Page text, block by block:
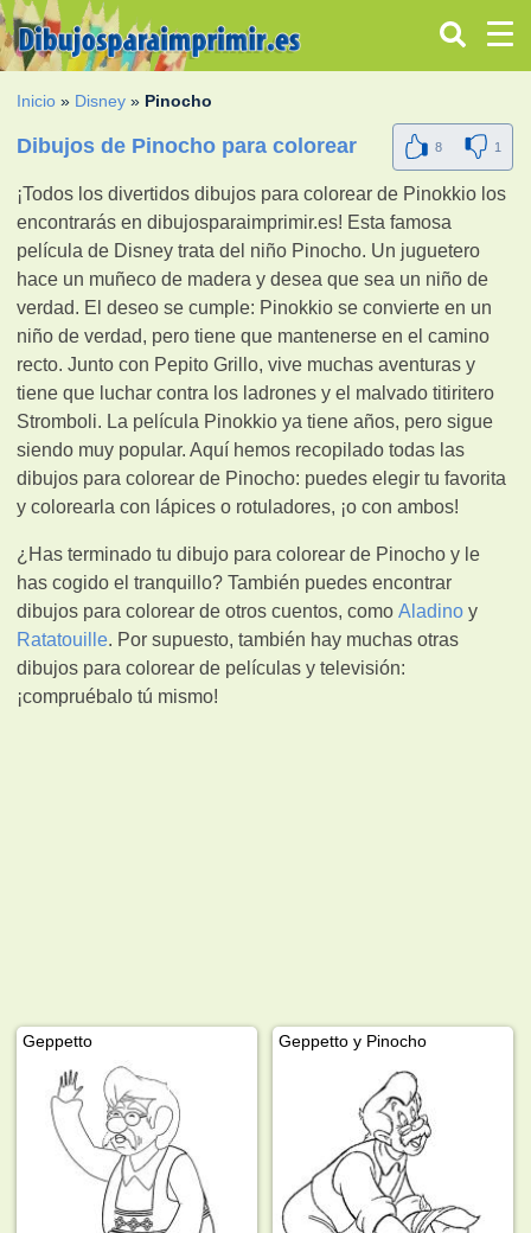
Inicio » Disney » Pinocho
Dibujos de Pinocho para colorear 8 1
¡Todos los divertidos dibujos para colorear de Pinokkio los
encontrarás en dibujosparaimprimir.es! Esta famosa
película de Disney trata del niño Pinocho. Un juguetero
hace un muñeco de madera y desea que sea un niño de
verdad. El deseo se cumple: Pinokkio se convierte en un
niño de verdad, pero tiene que mantenerse en el camino
recto. Junto con Pepito Grillo, vive muchas aventuras y
tiene que luchar contra los ladrones y el malvado titiritero
Stromboli. La película Pinokkio ya tiene años, pero sigue
siendo muy popular. Aquí hemos recopilado todas las
dibujos para colorear de Pinocho: puedes elegir tu favorita
y colorearla con lápices o rotuladores, ¡o con ambos!
¿Has terminado tu dibujo para colorear de Pinocho y le
has cogido el tranquillo? También puedes encontrar
dibujos para colorear de otros cuentos, comoAladino y
Ratatouille. Por supuesto, también hay muchas otras
dibujos para colorear de películas y televisión:
¡compruébalo tú mismo!
Geppetto Geppetto y Pinocho